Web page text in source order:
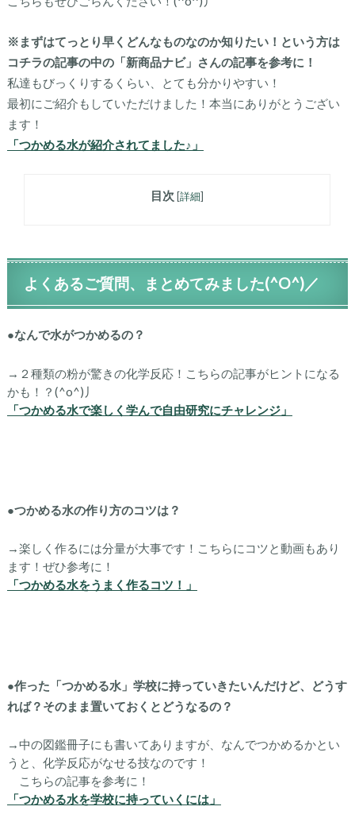
※まずはてっとり早くどんなものなのか知りたい！という方は
コチラの記事の中の「新商品ナビ」さんの記事を参考に！
私達もびっくりするくらい、とても分かりやすい！
最初にご紹介もしていただけました！本当にありがとうござい
ます！
「つかめる水が紹介されてました♪」
目次 [詳細]
よくあるご質問、まとめてみました(^O^)／
●なんで水がつかめるの？
→２種類の粉が驚きの化学反応！こちらの記事がヒントになる
かも！？(^o^)丿
「つかめる水で楽しく学んで自由研究にチャレンジ」
●つかめる水の作り方のコツは？
→楽しく作るには分量が大事です！こちらにコツと動画もあり
ます！ぜひ参考に！
「つかめる水をうまく作るコツ！」
●作った「つかめる水」学校に持っていきたいんだけど、どうす
れば？そのまま置いておくとどうなるの？
→中の図鑑冊子にも書いてありますが、なんでつかめるかとい
うと、化学反応がなせる技なのです！
こちらの記事を参考に！
「つかめる水を学校に持っていくには」